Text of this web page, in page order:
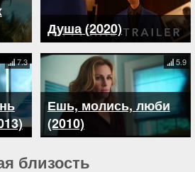
Душа (2020)
7.3
Ешь, молись, люби
(2010)
5.9
близость